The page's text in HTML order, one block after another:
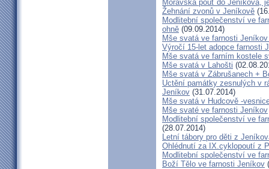
Moravská pouť do Jeníkova,
Žehnání zvonů v Jeníkově
Modlitební společenství ve
ohně (09.09.2014)
Mše svatá ve farnosti
Výročí 15-let adopce farnosti
Mše svatá ve farním kostele
Mše svatá v Lahošti
Mše svatá v Zábrušanech +
Uctění památky zesnulých v
Jeníkov (31.07.2014)
Mše svatá v Hudcově -
Mše svaté ve farnosti Jeníkov
Modlitební společenství ve
(28.07.2014)
Letní tábory pro děti z
Ohlédnutí za IX.cyklopoutí z
Modlitební společenství ve
Boží Tělo ve farnosti Jeníkov